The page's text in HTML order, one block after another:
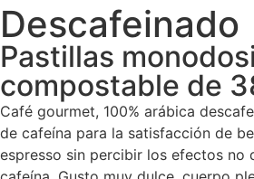
Descafeinado
Pastillas
compostable de
Café gourmet, 100% arábica
de cafeína para la satisfacción de
espresso sin percibir los efectos no